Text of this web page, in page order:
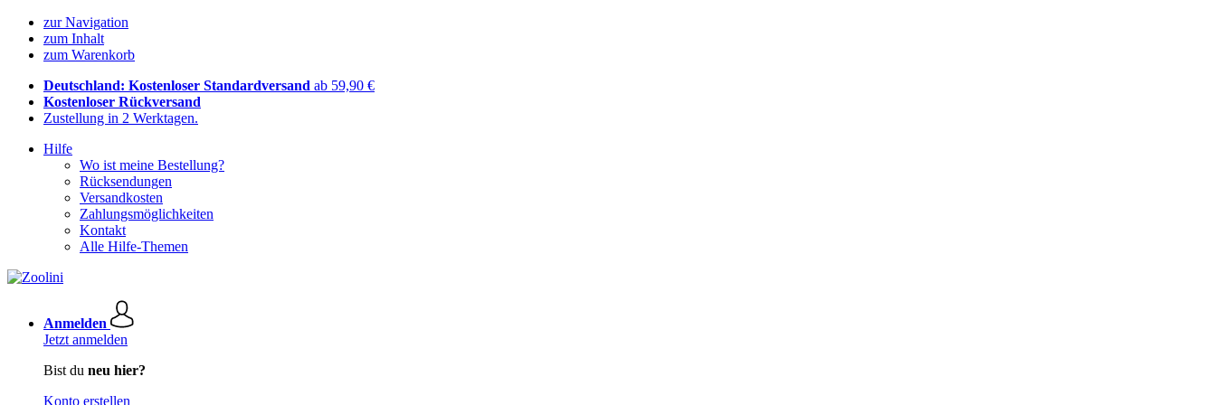
zur Navigation
zum Inhalt
zum Warenkorb
Deutschland: Kostenloser Standardversand ab 59,90 €
Kostenloser Rückversand
Zustellung in 2 Werktagen.
Hilfe
Wo ist meine Bestellung?
Rücksendungen
Versandkosten
Zahlungsmöglichkeiten
Kontakt
Alle Hilfe-Themen
Anmelden
Jetzt anmelden
Bist du neu hier?
Konto erstellen